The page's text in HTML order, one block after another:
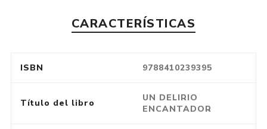
CARACTERÍSTICAS
ISBN 9788410239395
Título del libro
UN DELIRIO
ENCANTADOR